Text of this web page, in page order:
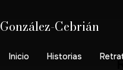
González-Cebrián
Inicio Historias